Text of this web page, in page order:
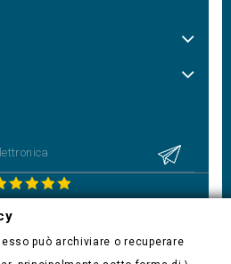
può archiviare o recuperare